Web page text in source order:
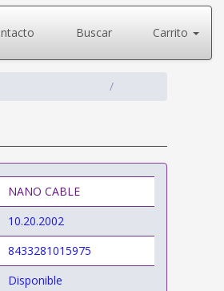
Buscar Carrito
NANO CABLE
10.20.2002
8433281015975
Disponible